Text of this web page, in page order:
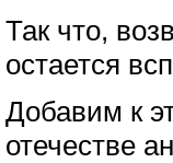
Так что,
остается
Добавим к
отечестве